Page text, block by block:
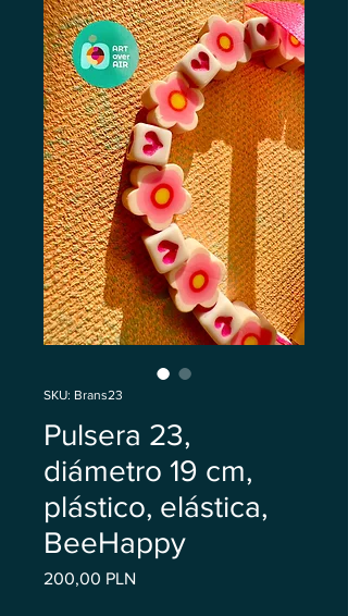
SKU: Brans23
Pulsera 23,
diámetro 19 cm,
plástico, elástica,
BeeHappy
200,00 PLN